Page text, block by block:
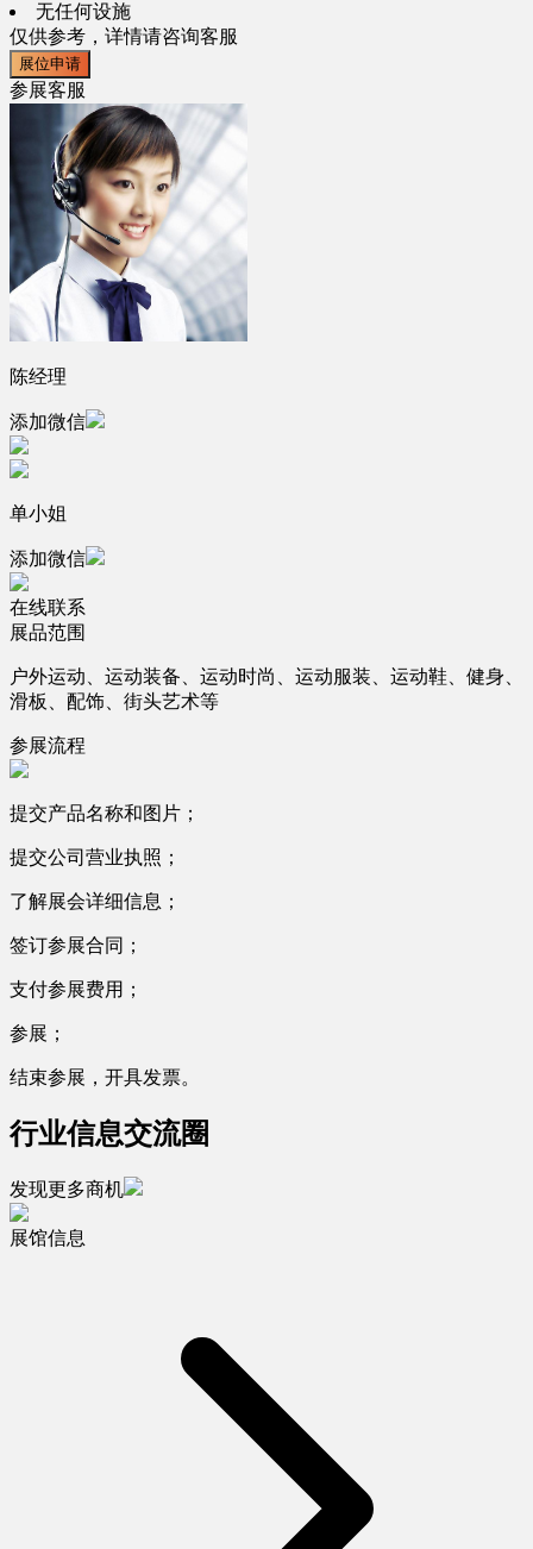
无任何设施
仅供参考，详情请咨询客服
展位申请
参展客服
陈经理
添加微信
单小姐
添加微信
在线联系
展品范围
户外运动、运动装备、运动时尚、运动服装、运动鞋、健身、
滑板、配饰、街头艺术等
参展流程
提交产品名称和图片；
提交公司营业执照；
了解展会详细信息；
签订参展合同；
支付参展费用；
参展；
结束参展，开具发票。
行业信息交流圈
发现更多商机
展馆信息